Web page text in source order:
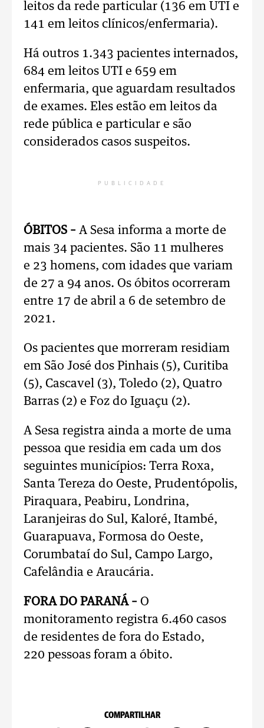
leitos da rede particular (136 em UTI e
141 em leitos clínicos/enfermaria).
Há outros 1.343 pacientes internados,
684 em leitos UTI e 659 em
enfermaria, que aguardam resultados
de exames. Eles estão em leitos da
rede pública e particular e são
considerados casos suspeitos.
PUBLICIDADE
ÓBITOS – A Sesa informa a morte de
mais 34 pacientes. São 11 mulheres
e 23 homens, com idades que variam
de 27 a 94 anos. Os óbitos ocorreram
entre 17 de abril a 6 de setembro de
2021.
Os pacientes que morreram residiam
em São José dos Pinhais (5), Curitiba
(5), Cascavel (3), Toledo (2), Quatro
Barras (2) e Foz do Iguaçu (2).
A Sesa registra ainda a morte de uma
pessoa que residia em cada um dos
seguintes municípios: Terra Roxa,
Santa Tereza do Oeste, Prudentópolis,
Piraquara, Peabiru, Londrina,
Laranjeiras do Sul, Kaloré, Itambé,
Guarapuava, Formosa do Oeste,
Corumbataí do Sul, Campo Largo,
Cafelândia e Araucária.
FORA DO PARANÁ – O
monitoramento registra 6.460 casos
de residentes de fora do Estado,
220 pessoas foram a óbito.
COMPARTILHAR